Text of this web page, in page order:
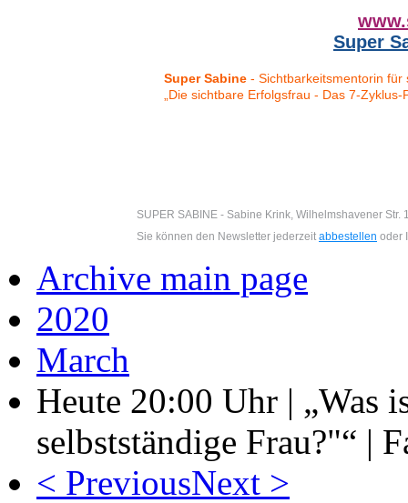
Super
Super Sabine - Sichtbarkeitsmentorin für
„Die sichtbare Erfolgsfrau - Das 7-
SUPER SABINE - Sabine Krink, Wilhelmshavener
Sie können den Newsletter jederzeit abbestellen oder
Archive main page
2020
March
Heute 20:00 Uhr | „Was
selbstständige Frau?"“ |
< PreviousNext >